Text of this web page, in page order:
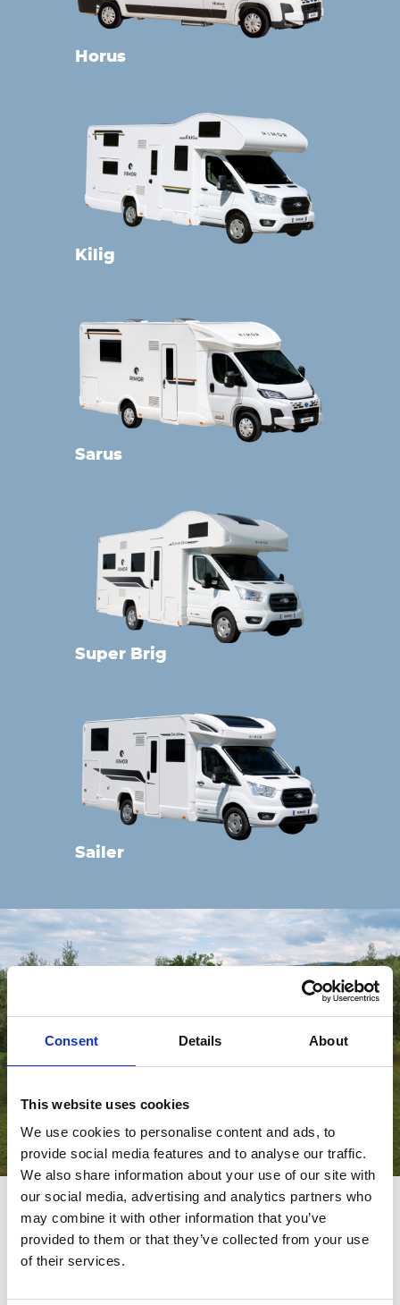
Consent Details About
This website uses cookies
We use cookies to personalise content and ads, to
provide social media features and to analyse our traffic.
We also share information about your use of our site with
our social media, advertising and analytics partners who
may combine it with other information that you’ve
provided to them or that they’ve collected from your use
of their services.
Horus
Kilig
Sarus
Super Brig
Sailer
Compact. Easy. Smart.
Le van Ford qui manquait.